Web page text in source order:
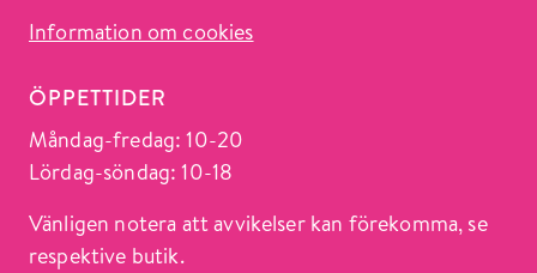
Information om cookies
ÖPPETTIDER
Måndag-fredag: 10-20
Lördag-söndag: 10-18
Vänligen notera att avvikelser kan förekomma, se
respektive butik.